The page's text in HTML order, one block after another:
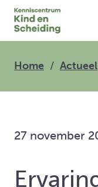
Home Actueel
27 november